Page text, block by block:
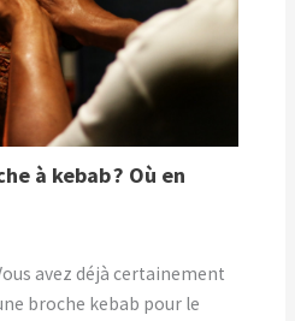
à kebab ? Où en
avez déjà certainement
broche kebab pour le